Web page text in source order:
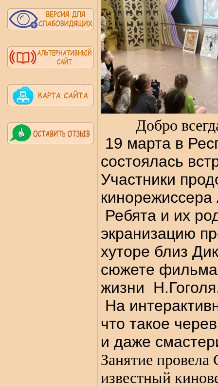
Добро
19 марта в
состоялась
Участники
Ребята и их
экранизацию
хуторе близ
сюжете фильма
жизни
На
что такое
и даже
Занятие
известный